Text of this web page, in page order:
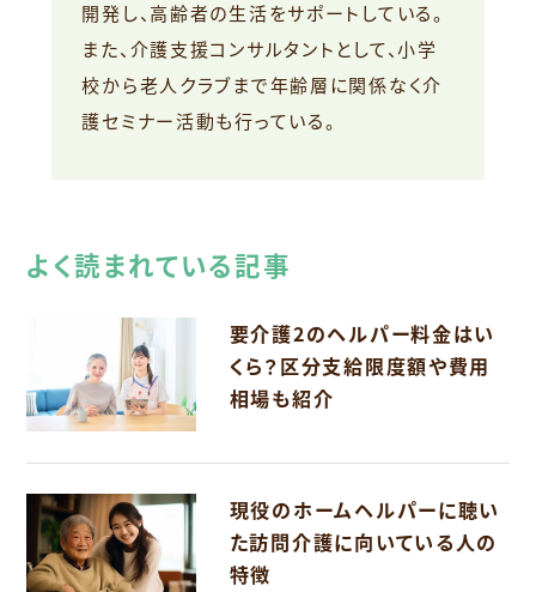
開発し、高齢者の生活をサポートしている。
また、介護支援コンサルタントとして、小学
校から老人クラブまで年齢層に関係なく介
護セミナー活動も行っている。
よく読まれている記事
要介護2のヘルパー料金はい
くら？区分支給限度額や費用
相場も紹介
現役のホームヘルパーに聴い
た訪問介護に向いている人の
特徴